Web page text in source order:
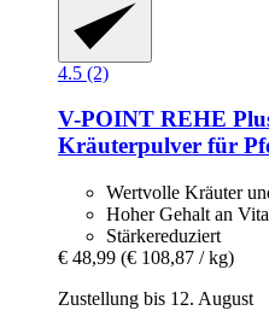
4.5 (2)
V-POINT REHE
Kräuterpulver für
Wertvolle Kräuter
Hoher Gehalt an
Stärkereduziert
€ 48,99 (€ 108,87 / kg)
Zustellung bis 12. August